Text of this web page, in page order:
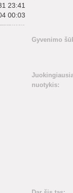
23:41
00:03
Gyvenimo
nuotykis: